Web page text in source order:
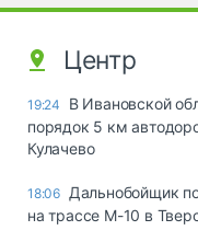
Центр
19:24
В Ивановской
порядок 5 км
Кулачево
18:06 Дальнобойщик
на трассе М-10 в